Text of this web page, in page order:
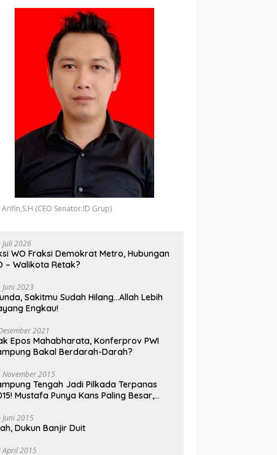
Arifin,S.H (CEO Senator.ID Grup)
Juli 2026
WO Fraksi Demokrat Metro, Hubungan
– Walikota Retak?
Juni 2023
Sakitmu Sudah Hilang…Allah Lebih
Engkau!
2021
Epos Mahabharata, Konferprov PWI
Bakal Berdarah-Darah?
November 2015
Tengah Jadi Pilkada Terpanas
Mustafa Punya Kans Paling Besar,
Juni 2015
Dukun Banjir Duit
April 2015